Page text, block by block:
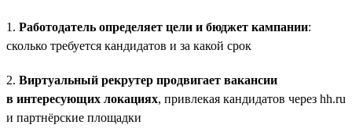
1. Работодатель определяет цели и бюджет кампании:
сколько требуется кандидатов и за какой срок
2. Виртуальный рекрутер продвигает вакансии
в интересующих локациях, привлекая кандидатов через hh.ru
и партнёрские площадки